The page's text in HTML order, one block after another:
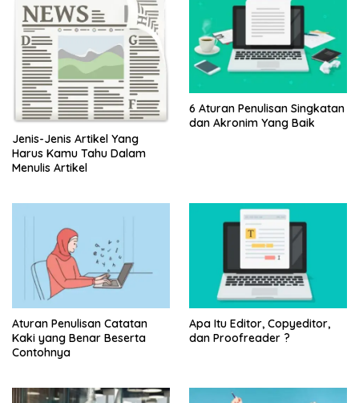
Jenis-Jenis Artikel Yang
Harus Kamu Tahu Dalam
Menulis Artikel
6 Aturan Penulisan Singkatan
dan Akronim Yang Baik
Aturan Penulisan Catatan
Kaki yang Benar Beserta
Contohnya
Apa Itu Editor, Copyeditor,
dan Proofreader ?